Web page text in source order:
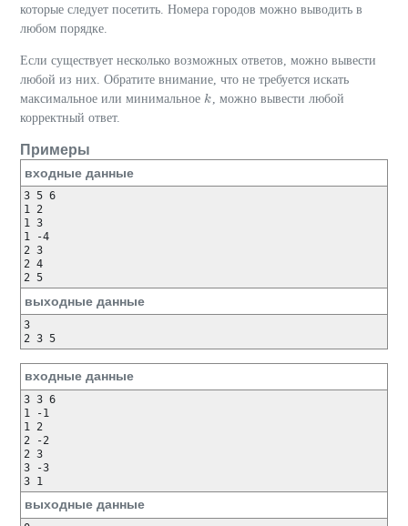
которые следует посетить. Номера городов можно выводить в
любом порядке.
Если существует несколько возможных ответов, можно вывести
любой из них. Обратите внимание, что не требуется искать
максимальное или минимальное k
k , можно вывести любой
корректный ответ.
Примеры
входные данные
3 5 6
1 2
1 3
1 -4
2 3
2 4
2 5
выходные данные
3
2 3 5
входные данные
3 3 6
1 -1
1 2
2 -2
2 3
3 -3
3 1
выходные данные